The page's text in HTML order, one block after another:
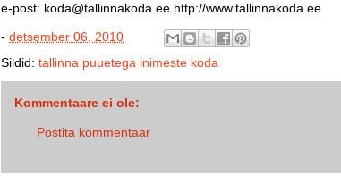
e-post: koda@tallinnakoda.ee http://www.tallinnakoda.ee
- detsember 06, 2010
Sildid: tallinna puuetega inimeste koda
Kommentaare ei ole:
Postita kommentaar